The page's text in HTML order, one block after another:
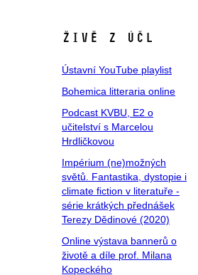
Živě z ÚČL
Ústavní YouTube playlist
Bohemica litteraria online
Podcast KVBU, E2 o
učitelství s Marcelou
Hrdličkovou
Impérium (ne)možných
světů. Fantastika, dystopie i
climate fiction v literatuře -
série krátkých přednášek
Terezy Dědinové (2020)
Online výstava bannerů o
životě a díle prof. Milana
Kopeckého